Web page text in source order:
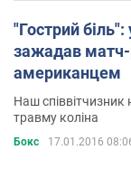
"Гострий біль":
зажадав
американцем
Наш співвітчизник
травму коліна
Бокс 17.01.2016